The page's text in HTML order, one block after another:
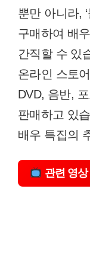
뿐만 아니라,
구매하여 배
간직할 수 있
온라인 스토
DVD, 음반,
판매하고 있
배우 특집의
관련 영상